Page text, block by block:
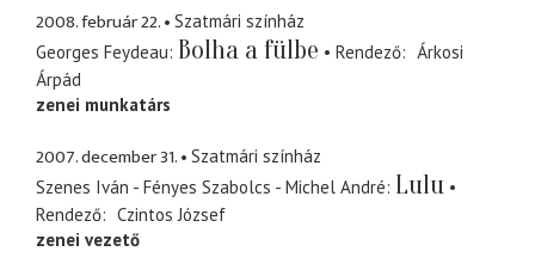
2008. február 22.
Szatmári színház
Georges Feydeau Bolha a fülbe Rendező
Árkosi
Árpád
zenei munkatárs
2007. december 31.
Szatmári színház
Szenes Iván - Fényes Szabolcs - Michel André Lulu
Rendező
Czintos József
zenei vezető